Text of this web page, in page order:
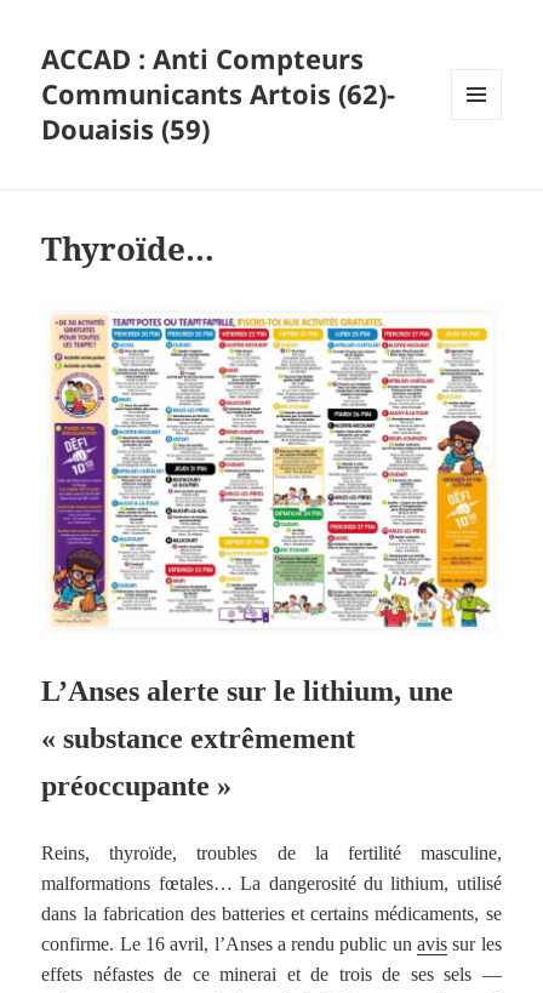
ACCAD : Anti Compteurs
Communicants Artois (62)-
Douaisis (59)
Thyroïde…
L’Anses alerte sur le lithium, une
« substance extrêmement
préoccupante »
Reins, thyroïde, troubles de la fertilité masculine,
malformations fœtales… La dangerosité du lithium, utilisé
dans la fabrication des batteries et certains médicaments, se
confirme. Le 16 avril, l’Anses a rendu public un avissur les
effets néfastes de ce minerai et de trois de ses sels —